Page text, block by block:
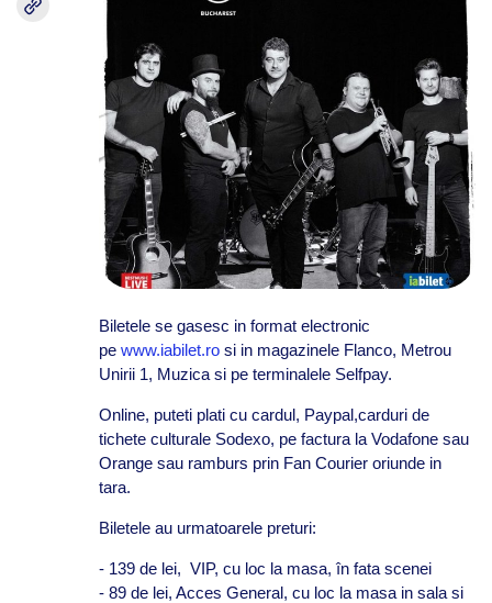
Biletele se gasesc in format electronic
pe www.iabilet.rosi in magazinele Flanco, Metrou
Unirii 1, Muzica si pe terminalele Selfpay.
Online, puteti plati cu cardul, Paypal,carduri de
tichete culturale Sodexo, pe factura la Vodafone sau
Orange sau ramburs prin Fan Courier oriunde in
tara.
Biletele au urmatoarele preturi:
- 139 de lei, VIP, cu loc la masa, în fata scenei
- 89 de lei, Acces General, cu loc la masa in sala si